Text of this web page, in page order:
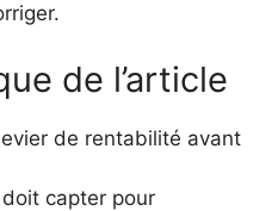
de l’article
de rentabilité avant
doit capter pour